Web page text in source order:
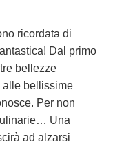
ricordata di
Dal primo
bellezze
alle bellissime
Per non
Una
ad alzarsi